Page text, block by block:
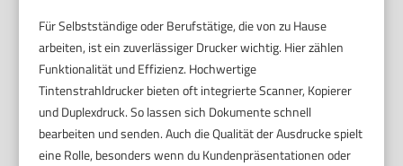
Für Selbstständige oder Berufstätige, die von zu Hause
arbeiten, ist ein zuverlässiger Drucker wichtig. Hier zählen
Funktionalität und Effizienz. Hochwertige
Tintenstrahldrucker bieten oft integrierte Scanner, Kopierer
und Duplexdruck. So lassen sich Dokumente schnell
bearbeiten und senden. Auch die Qualität der Ausdrucke spielt
eine Rolle, besonders wenn du Kundenpräsentationen oder